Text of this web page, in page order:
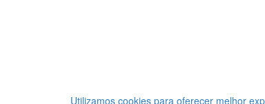
Utilizamos cookies para oferecer melhor